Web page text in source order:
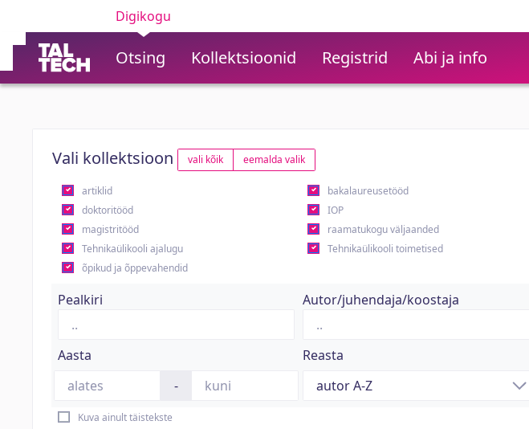
Digikogu
Otsing Kollektsioonid Registrid Abi ja info
Vali kollektsioon vali kõik eemalda valik
artiklid bakalaureusetööd
doktoritööd
IOP
magistritööd
raamatukogu väljaanded
Tehnikaülikooli ajalugu
Tehnikaülikooli toimetised
õpikud ja õppevahendid
Pealkiri Autor/juhendaja/koostaja
Aasta
-
Reasta
Kuva ainult täistekste